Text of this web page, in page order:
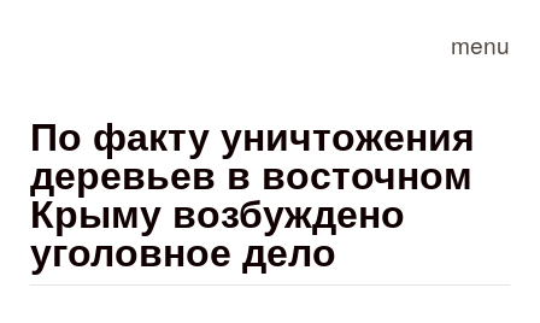
menu
По факту уничтожения
деревьев в восточном
Крыму возбуждено
уголовное дело